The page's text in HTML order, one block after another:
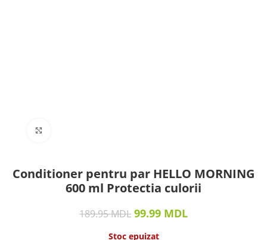
Conditioner pentru par HELLO MORNING
600 ml Protectia culorii
189.95MDL 99.99 MDL
Stoc epuizat